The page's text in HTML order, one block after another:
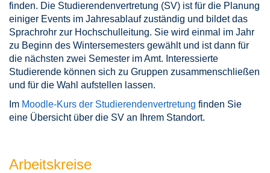
finden. Die Studierendenvertretung (SV) ist für die Planung
einiger Events im Jahresablauf zuständig und bildet das
Sprachrohr zur Hochschulleitung. Sie wird einmal im Jahr
zu Beginn des Wintersemesters gewählt und ist dann für
die nächsten zwei Semester im Amt. Interessierte
Studierende können sich zu Gruppen zusammenschließen
und für die Wahl aufstellen lassen.
Im Moodle-Kurs der Studierendenvertretung finden Sie
eine Übersicht über die SV an Ihrem Standort.
Arbeitskreise